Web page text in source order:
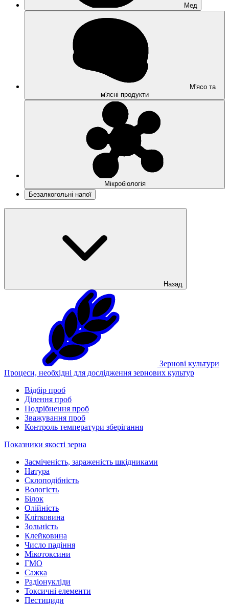
Мед
М'ясо та
м'ясні продукти
Мікробіологія
Безалкогольні напої
Назад
Зернові культури
Процеси, необхідні для дослідження зернових культур
Відбір проб
Ділення проб
Подрібнення проб
Зважування проб
Контроль температури зберігання
Показники якості зерна
Засміченість, зараженість шкідниками
Натура
Склоподібність
Вологість
Білок
Олійність
Клітковина
Зольність
Клейковина
Число падіння
Мікотоксини
ГМО
Сажка
Радіонукліди
Токсичні елементи
Пестициди